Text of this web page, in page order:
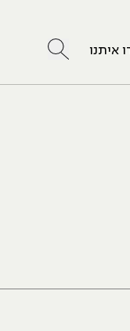
איתנו לחץ לחיפוש